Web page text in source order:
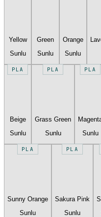
Yellow
Sunlu
Green
Sunlu
Orange
Sunlu
PLA
Beige
Sunlu
PLA
Grass Green
Sunlu
PLA
Sunlu
PLA
Sunny Orange
Sunlu
PLA
Sakura Pink
Sunlu